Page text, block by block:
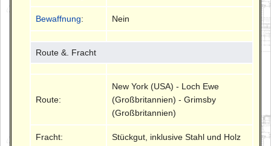
Bewaffnung: Nein
Route &. Fracht
Route:
New York (USA) - Loch Ewe
(Großbritannien) - Grimsby
(Großbritannien)
Fracht: Stückgut, inklusive Stahl und Holz